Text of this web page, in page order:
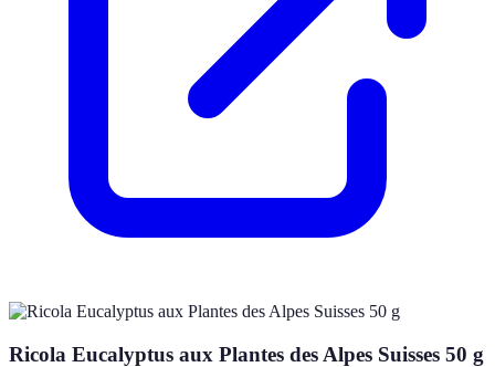
Ricola Eucalyptus aux Plantes des Alpes Suisses 50 g